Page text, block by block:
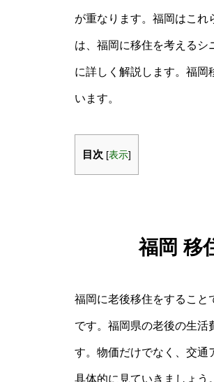
が重なります。福岡はこれ
は、福岡に移住を考えるシ
に詳しく解説します。福岡
います。
目次 [表示]
福岡 移
福岡に老後移住をすること
です。福岡県の老後の生活
す。物価だけでなく、交通
具体的に見ていきましょう。